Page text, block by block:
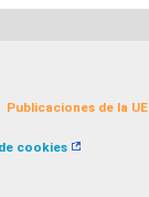
Publicaciones de la UE
cookies